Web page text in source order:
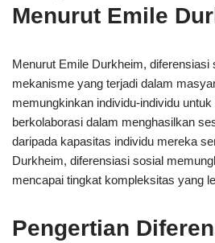
Menurut Emile
Menurut Emile Durkheim, diferensiasi
mekanisme yang terjadi dalam
memungkinkan individu-individu
berkolaborasi dalam menghasilkan
daripada kapasitas individu mereka
Durkheim, diferensiasi sosial
mencapai tingkat kompleksitas yang
Pengertian